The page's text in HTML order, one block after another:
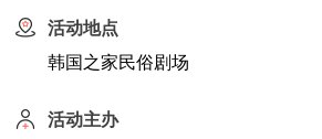
活动地点
韩国之家民俗剧场
活动主办